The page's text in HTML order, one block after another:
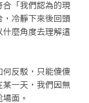
「我們認為的現
，冷靜下來後回頭
什麼角度去理解這
何反駁，只能傻傻
某一天，我們因無
面。